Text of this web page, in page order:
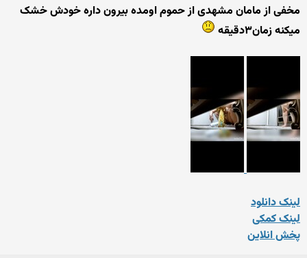
مخفی از مامان مشهدی از حموم اومده بیرون داره خودش خشک
میکنه زمان۳دقیقه
لینک دانلود
لینک کمکی
پخش انلاین